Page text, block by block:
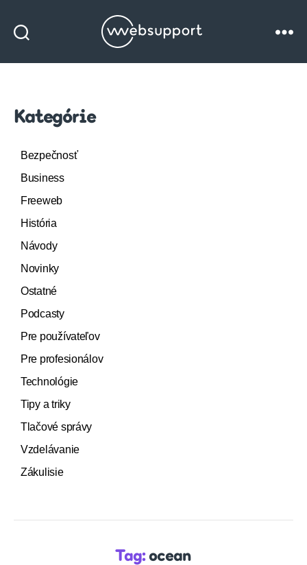
Websupport
Kategórie
Bezpečnosť
Business
Freeweb
História
Návody
Novinky
Ostatné
Podcasty
Pre používateľov
Pre profesionálov
Technológie
Tipy a triky
Tlačové správy
Vzdelávanie
Zákulisie
Tag:ocean